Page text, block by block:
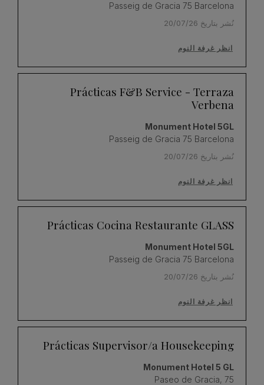
Passeig de Gracia 75 Barcelona
نُشر بتاريخ 20/07/26
انظر غرفة النوم
Prácticas F&B Service - Terraza
Verbena
Monument Hotel 5GL
Passeig de Gracia 75 Barcelona
نُشر بتاريخ 20/07/26
انظر غرفة النوم
Prácticas Cocina Restaurante GLASS
Monument Hotel 5GL
Passeig de Gracia 75 Barcelona
نُشر بتاريخ 20/07/26
انظر غرفة النوم
Prácticas Supervisor/a Housekeeping
Monument Hotel 5 GL
Paseo de Gracia, 75